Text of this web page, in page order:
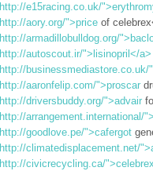
http://e15racing.co.uk/
http://aory.org/">price of
http://armadillobulldog.org/
http://autoscout.ir/">lisinopril</a>
http://businessmediastore.co.uk/
http://aaronfelip.com/">proscar
http://driversbuddy.org/">advair
http://arrangement.international/
http://goodlove.pe/">cafergot
http://climatedisplacement.net/
http://civicrecycling.ca/">celebrex